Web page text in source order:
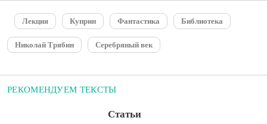
Лекция Куприн Фантастика Библиотека
Николай Трябин Серебряный век
РЕКОМЕНДУЕМ ТЕКСТЫ
Статьи